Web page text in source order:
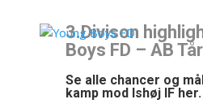
3.Divison
Boys FD – AB
Se alle chancer og
kamp mod Ishøj IF her.